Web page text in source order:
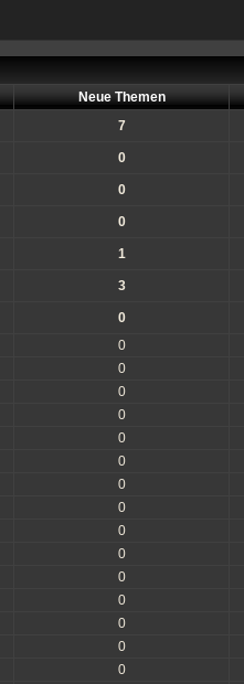
Neue Themen
7
0
0
0
1
3
0
0
0
0
0
0
0
0
0
0
0
0
0
0
0
0